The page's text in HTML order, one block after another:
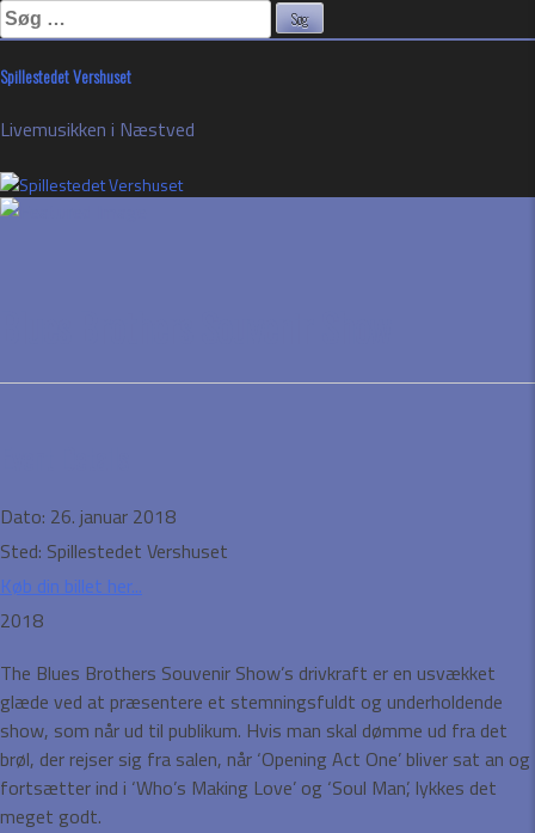
Søg
efter:
to
Spillestedet Vershuset
Livemusikken i Næstved
Dato: 26. januar 2018
Sted: Spillestedet Vershuset
Køb din billet her...
2018
The Blues Brothers Souvenir Show’s drivkraft er en usvækket
glæde ved at præsentere et stemningsfuldt og underholdende
show, som når ud til publikum. Hvis man skal dømme ud fra det
brøl, der rejser sig fra salen, når ‘Opening Act One’ bliver sat an og
fortsætter ind i ‘Who’s Making Love’ og ‘Soul Man’, lykkes det
meget godt.